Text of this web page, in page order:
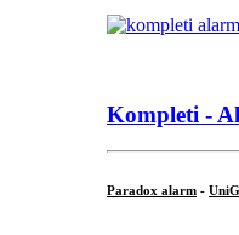
Kompleti -
Paradox alarm -